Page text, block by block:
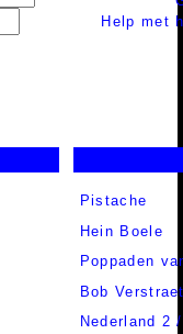
Help met
Pistache
Hein Boele
Poppaden
Bob
Nederland 2